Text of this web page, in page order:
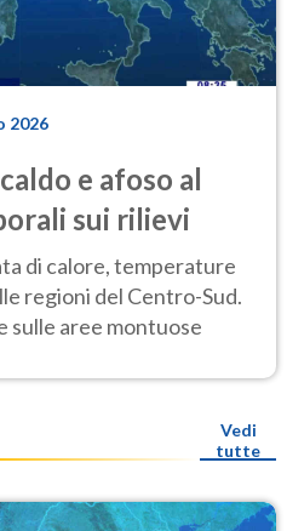
2026
e afoso al
sui rilievi
di calore, temperature
regioni del Centro-Sud.
sulle aree montuose
Vedi
tutte